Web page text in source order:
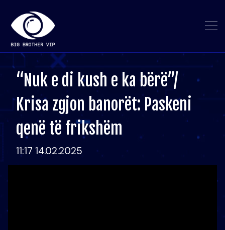
“Nuk e di kush e ka bërë”/
Krisa zgjon banorët: Paskeni
qenë të frikshëm
11:17 14.02.2025